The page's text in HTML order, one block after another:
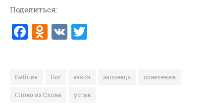
КОНТАКТ
РУБРИКИ
Изображения
Поделиться:
F
a
e
b
O
d
o
kl
V
K
te
r
Библия Бог закон заповедь повеления
Слово из Слова устав